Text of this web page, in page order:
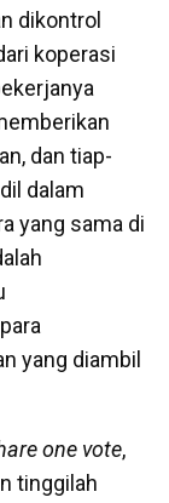
dikontrol
koperasi
dan tiap-
dalam
yang sama di
yang diambil
one vote,
tinggilah